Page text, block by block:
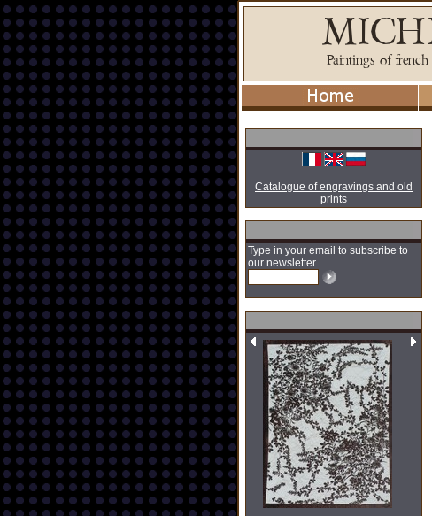
Catalogue of engravings and old
prints
Type in your email to subscribe to
our newsletter